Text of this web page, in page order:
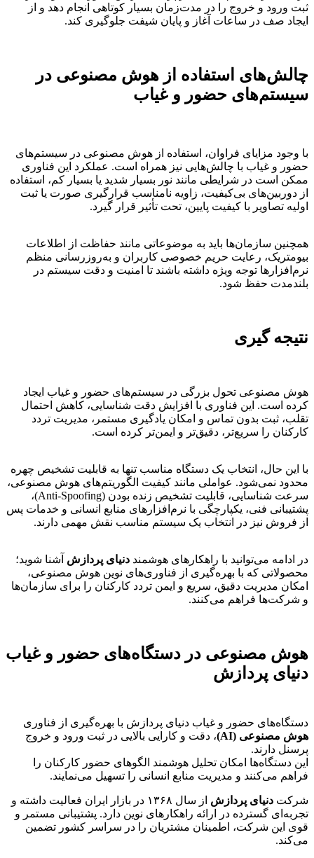
ثبت ورود و خروج را در مدت‌زمان بسیار کوتاهی انجام دهد و از
ایجاد صف در ساعات آغاز و پایان شیفت جلوگیری کند.
چالش‌های استفاده از هوش مصنوعی در
سیستم‌های حضور و غیاب
با وجود مزایای فراوان، استفاده از هوش مصنوعی در سیستم‌های
حضور و غیاب با چالش‌هایی نیز همراه است. عملکرد این فناوری
ممکن است در شرایطی مانند نور بسیار شدید یا بسیار کم، استفاده
از دوربین‌های بی‌کیفیت، زاویه نامناسب قرارگیری صورت یا ثبت
اولیه تصاویر با کیفیت پایین، تحت تأثیر قرار گیرد.
همچنین سازمان‌ها باید به موضوعاتی مانند حفاظت از اطلاعات
بیومتریک، رعایت حریم خصوصی کاربران و به‌روزرسانی منظم
نرم‌افزارها توجه ویژه داشته باشند تا امنیت و دقت سیستم در
بلندمدت حفظ شود.
نتیجه گیری
هوش مصنوعی تحول بزرگی در سیستم‌های حضور و غیاب ایجاد
کرده است. این فناوری با افزایش دقت شناسایی، کاهش احتمال
تقلب، ثبت بدون تماس و امکان یادگیری مستمر، مدیریت تردد
کارکنان را سریع‌تر، دقیق‌تر و ایمن‌تر کرده است.
با این حال، انتخاب یک دستگاه مناسب تنها به قابلیت تشخیص چهره
محدود نمی‌شود. عواملی مانند کیفیت الگوریتم‌های هوش مصنوعی،
سرعت شناسایی، قابلیت تشخیص زنده بودن (Anti-Spoofing)،
پشتیبانی فنی، یکپارچگی با نرم‌افزارهای منابع انسانی و خدمات پس
از فروش نیز در انتخاب یک سیستم مناسب نقش مهمی دارند.
در ادامه می‌توانید با راهکارهای هوشمند دنیای پردازش آشنا شوید؛
محصولاتی که با بهره‌گیری از فناوری‌های نوین هوش مصنوعی،
امکان مدیریت دقیق، سریع و ایمن تردد کارکنان را برای سازمان‌ها
و شرکت‌ها فراهم می‌کنند.
هوش مصنوعی در دستگاه‌های حضور و غیاب
دنیای پردازش
دستگاه‌های حضور و غیاب دنیای پردازش با بهره‌گیری از فناوری
هوش مصنوعی (AI)
، دقت و کارایی بالایی در ثبت ورود و خروج
پرسنل دارند.
این دستگاه‌ها امکان تحلیل هوشمند الگوهای حضور کارکنان را
فراهم می‌کنند و مدیریت منابع انسانی را تسهیل می‌نمایند.
شرکت دنیای پردازش
از سال ۱۳۶۸ در بازار ایران فعالیت داشته و
تجربه‌ای گسترده در ارائه راهکارهای نوین دارد. پشتیبانی مستمر و
قوی این شرکت، اطمینان مشتریان را در سراسر کشور تضمین
می‌کند.